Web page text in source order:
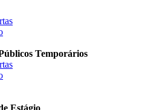
Temporários
Estágio